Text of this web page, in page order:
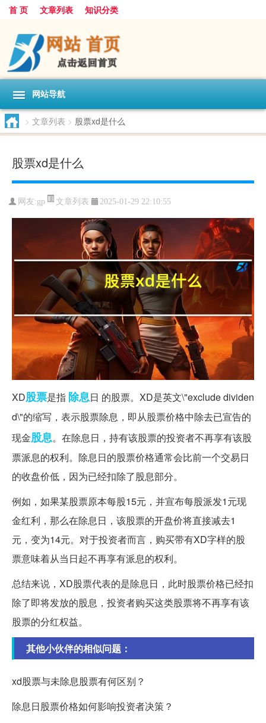
首 页 文章列表 知识分类
网站导航
> 文章列表 > 股票xd是什么
股票xd是什么
网友:gp 文章列表 2025-01-29 22:10:55
XD股票是指 除息日 的股票。XD是英文\"exclude dividen
d\"的缩写，表示股票除息，即从股票价格中除去已宣告的
现金股息。在除息日，持有该股票的投资者不再享有该股
票派息的权利。除息日的股票价格通常会比前一个交易日
的收盘价低，因为已经扣除了股息部分。
例如，如果某股票原本每股15元，并宣布每股派发1元现
金红利，那么在除息日，该股票的开盘价将直接减去1
元，变为14元。对于投资者而言，购买带有XD字样的股
票意味着从当日起不再享有派息的权利。
总结来说，XD股票代表的是除息日，此时股票价格已经扣
除了即将发放的股息，投资者购买这类股票将不再享有该
股票的分红权益。
其他小伙伴的相似问题：
xd股票与未除息股票有何区别？
除息日股票价格如何影响投资者决策？